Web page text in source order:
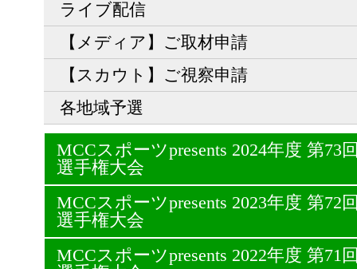
ライブ配信
【メディア】ご取材申請
【スカウト】ご視察申請
各地域予選
MCCスポーツpresents 2024年度 第73
選手権大会
MCCスポーツpresents 2023年度 第72
選手権大会
MCCスポーツpresents 2022年度 第71